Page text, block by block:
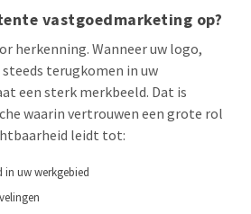
vastgoedmarketing op?
herkenning. Wanneer uw logo,
terugkomen in uw
een sterk merkbeeld. Dat is
waarin vertrouwen een grote rol
leidt tot:
in uw werkgebied